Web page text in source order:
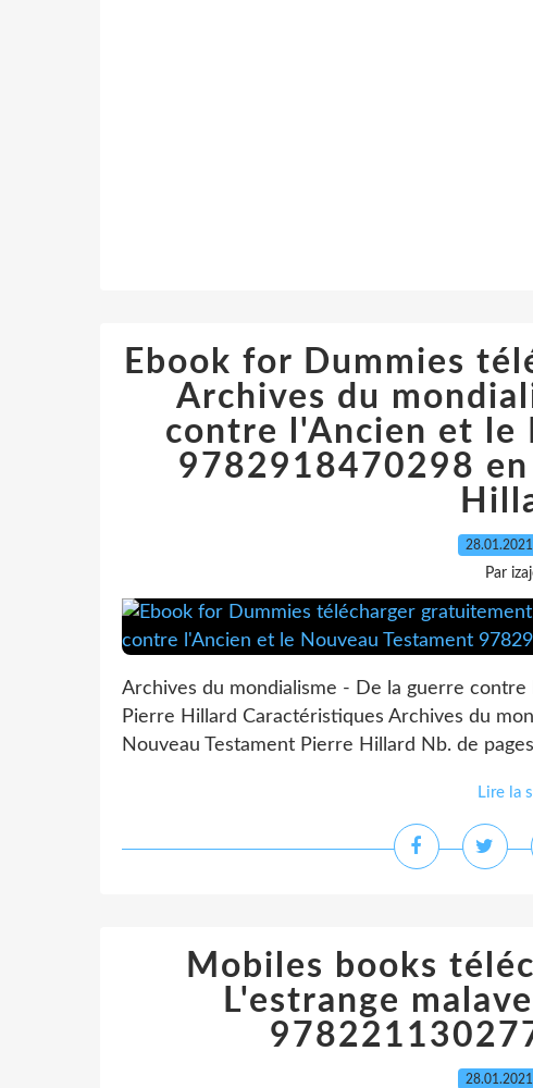
Ebook for Dummies
Archives du
contre l'Ancien et le
9782918470298
28.01.2021
Par
Archives du mondialisme - De la guerre
Pierre Hillard Caractéristiques Archives du
Nouveau Testament Pierre Hillard Nb. de
Lire la
Mobiles books
L'estrange
28.01.2021